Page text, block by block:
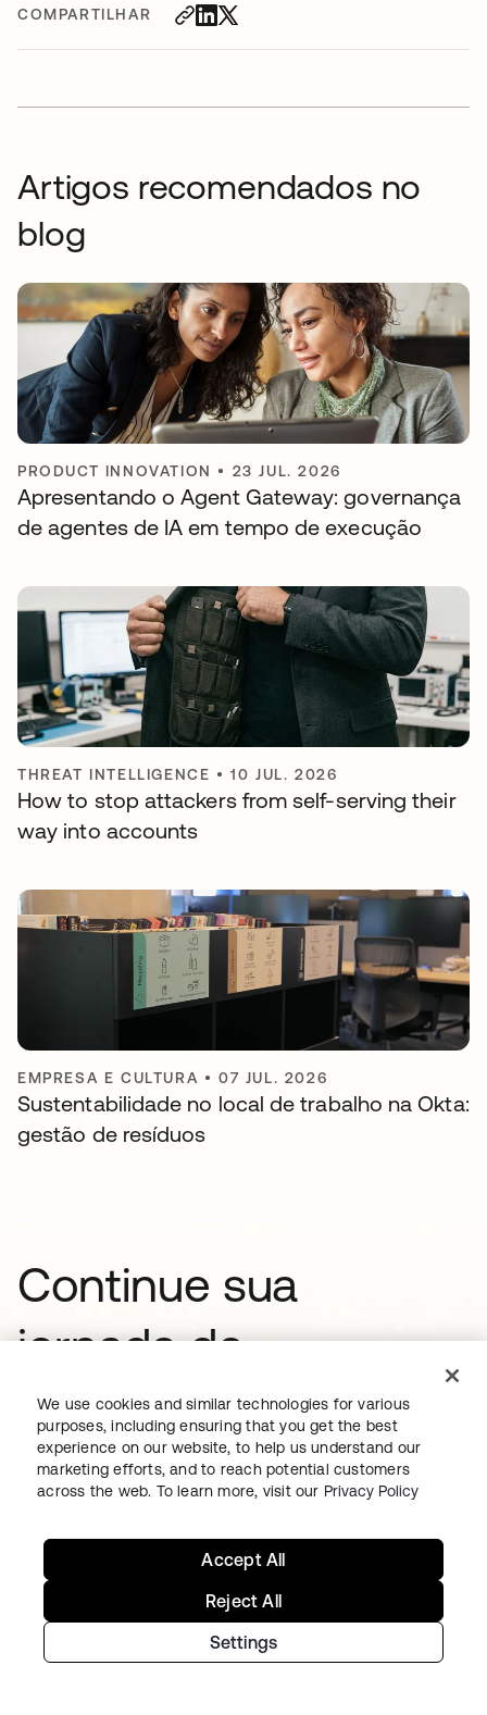
COMPARTILHAR
Artigos recomendados no
blog
PRODUCT INNOVATION • 23 JUL. 2026
Apresentando o Agent Gateway: governança
de agentes de IA em tempo de execução
THREAT INTELLIGENCE •10 JUL. 2026
How to stop attackers from self-serving their
way into accounts
EMPRESA E CULTURA •07 JUL. 2026
Sustentabilidade no local de trabalho na Okta:
gestão de resíduos
Continue sua
jornada de
identidade
Inicie o teste gratuito hoje mesmo ou
entre em contato com nossa equipe
para falar sobre suas necessidades
exclusivas.
Começarabre em uma nova guia
We use cookies and similar technologies for various
purposes, including ensuring that you get the best
experience on our website, to help us understand our
marketing efforts, and to reach potential customers
across the web. To learn more, visit our Privacy Policy
Settings
Reject All
Accept All